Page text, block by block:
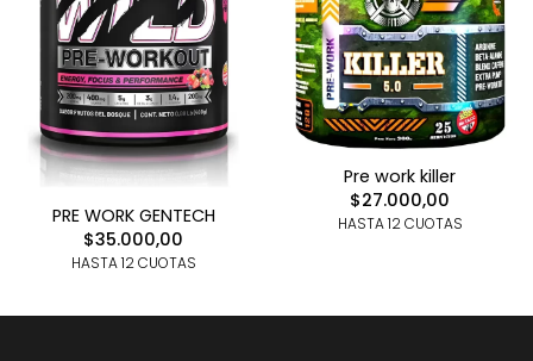
PRE WORK GENTECH
$35.000,00
HASTA 12 CUOTAS
Pre work killer
$27.000,00
HASTA 12 CUOTAS